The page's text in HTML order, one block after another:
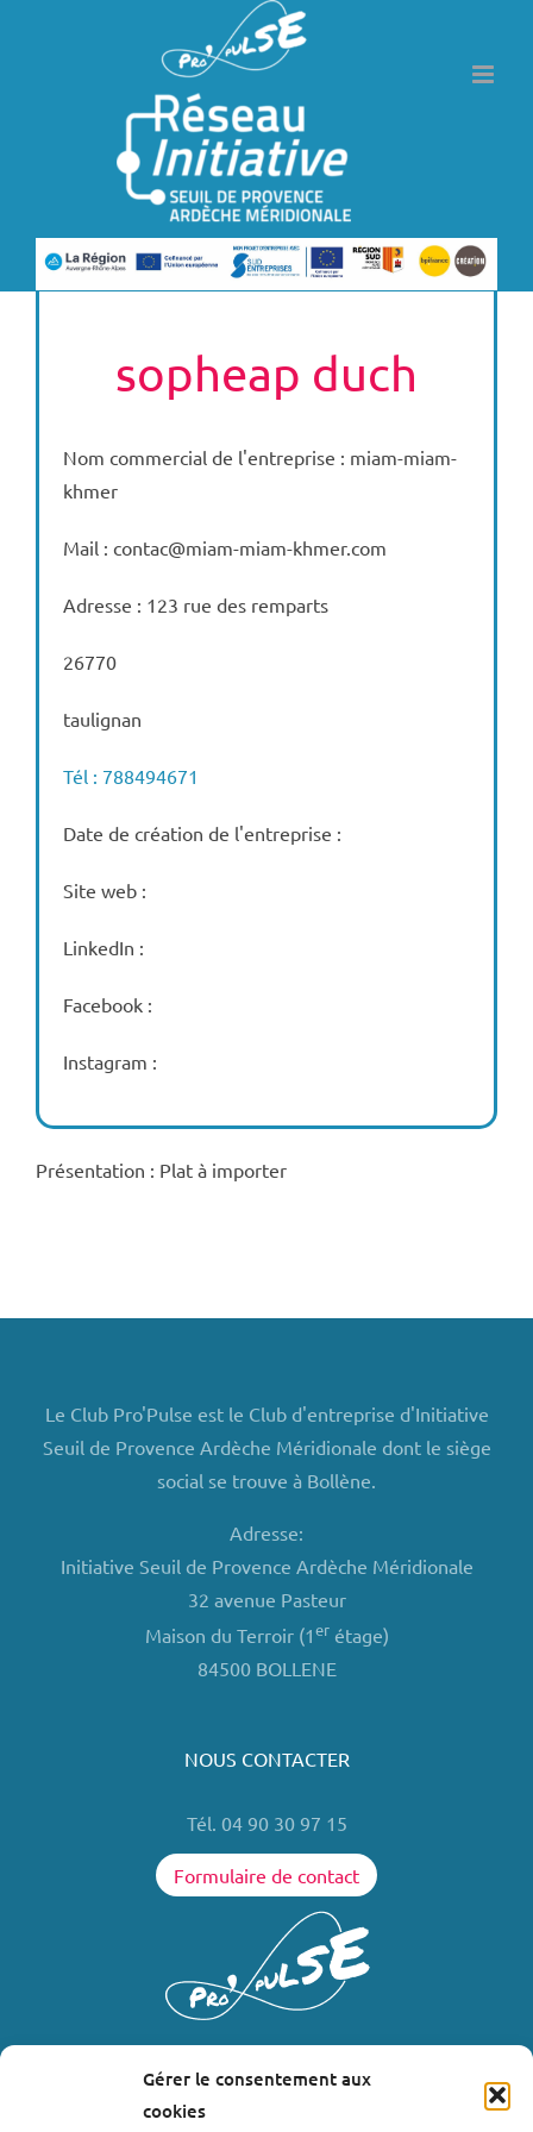
Gérer le consentement aux
cookies
sopheap duch
Nom commercial de l'entreprise : miam-miam-
khmer
Mail : contac@miam-miam-khmer.com
Adresse : 123 rue des remparts
26770
taulignan
Tél : 788494671
Date de création de l'entreprise :
Site web :
LinkedIn :
Facebook :
Instagram :
Présentation : Plat à importer
Le Club Pro'Pulse est le Club d'entreprise d'Initiative
Seuil de Provence Ardèche Méridionale dont le siège
social se trouve à Bollène.
Adresse:
Initiative Seuil de Provence Ardèche Méridionale
32 avenue Pasteur
Maison du Terroir (1erétage)
84500 BOLLENE
NOUS CONTACTER
Tél. 04 90 30 97 15
Formulaire de contact